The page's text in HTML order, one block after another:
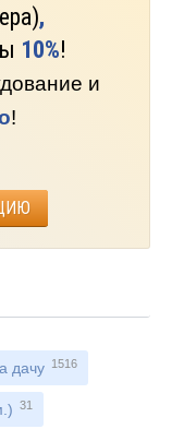
,
10%!
и
!
дачу 1516
31